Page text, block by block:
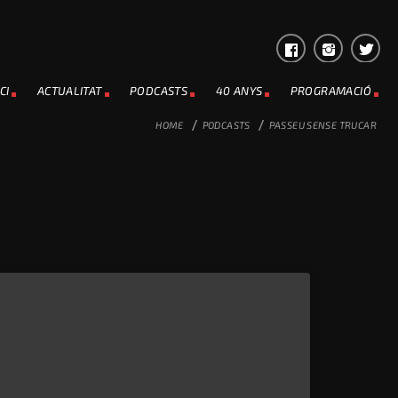
ACTUALITAT PODCASTS 40 ANYS PROGRAMACIÓ
HOME / PODCASTS / PASSEU SENSE TRUCAR